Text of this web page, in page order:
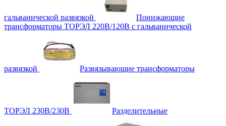
гальванической развязкой
Понижающие
трансформаторы ТОРЭЛ 220В/120В с гальванической
развязкой Развязывающие трансформаторы
ТОРЭЛ 230В/230В Разделительные